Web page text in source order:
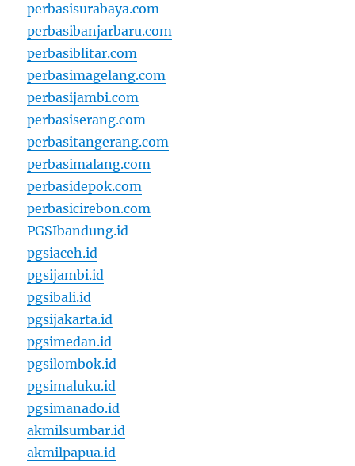
perbasisurabaya.com
perbasibanjarbaru.com
perbasiblitar.com
perbasimagelang.com
perbasijambi.com
perbasiserang.com
perbasitangerang.com
perbasimalang.com
perbasidepok.com
perbasicirebon.com
PGSIbandung.id
pgsiaceh.id
pgsijambi.id
pgsibali.id
pgsijakarta.id
pgsimedan.id
pgsilombok.id
pgsimaluku.id
pgsimanado.id
akmilsumbar.id
akmilpapua.id